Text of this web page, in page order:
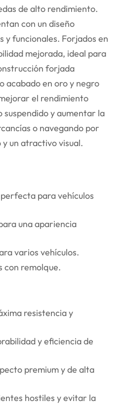
de alto rendimiento.
con un diseño
y funcionales. Forjados en
mejorada, ideal para
forjada
acabado en oro y negro
el rendimiento
suspendido y aumentar la
o navegando por
un atractivo visual.
para vehículos
una apariencia
varios vehículos.
con remolque.
resistencia y
y eficiencia de
premium y de alta
hostiles y evitar la